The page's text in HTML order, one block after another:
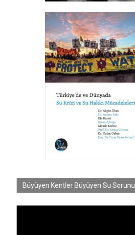
Büyüyen Kentler Büyüyen Su Sorunu